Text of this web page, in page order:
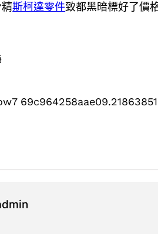
斯柯達零件致都黑暗標好了價
69c964258aae09.21863851